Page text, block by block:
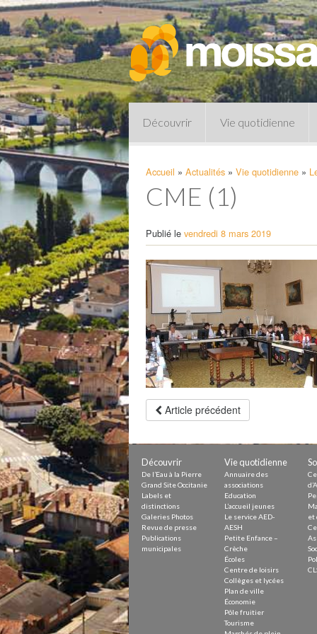
Découvrir Vie quotidienne
Pharmacies de garde
Petite Enfance – Crèche
Écoles
Centre de loisirs
Collèges et lycées
Le service AED-AESH
Pôle fruitier
Marchés de plein vent
Zones d’activités économiques
Animations du centre-ville
Annuaire des commerces
Démarchage
Urbanisme
Environnement
Déchets
Eau
Prévention des risques
Crues
Accueil » Actualités » Vie quotidienne »
CME (1)
Publié le vendredi 8 mars 2019
Article précédent
Découvrir
De l’Eau à la Pierre
Grand Site Occitanie
Labels et
distinctions
Galeries Photos
Revue de presse
Publications
municipales
Vie quotidienne
Annuaire des
associations
Education
L’accueil jeunes
Le service AED-
AESH
Petite Enfance –
Crèche
Écoles
Centre de loisirs
Collèges et lycées
Plan de ville
Économie
Pôle fruitier
Tourisme
et